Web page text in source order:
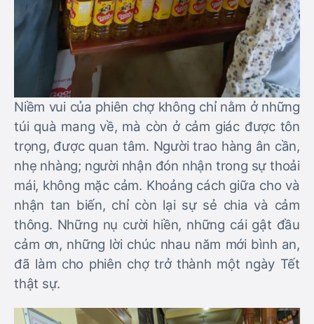
Niềm vui của phiên chợ không chỉ nằm ở những
túi quà mang về, mà còn ở cảm giác được tôn
trọng, được quan tâm. Người trao hàng ân cần,
nhẹ nhàng; người nhận đón nhận trong sự thoải
mái, không mặc cảm. Khoảng cách giữa cho và
nhận tan biến, chỉ còn lại sự sẻ chia và cảm
thông. Những nụ cười hiền, những cái gật đầu
cảm ơn, những lời chúc nhau năm mới bình an,
đã làm cho phiên chợ trở thành một ngày Tết
thật sự.